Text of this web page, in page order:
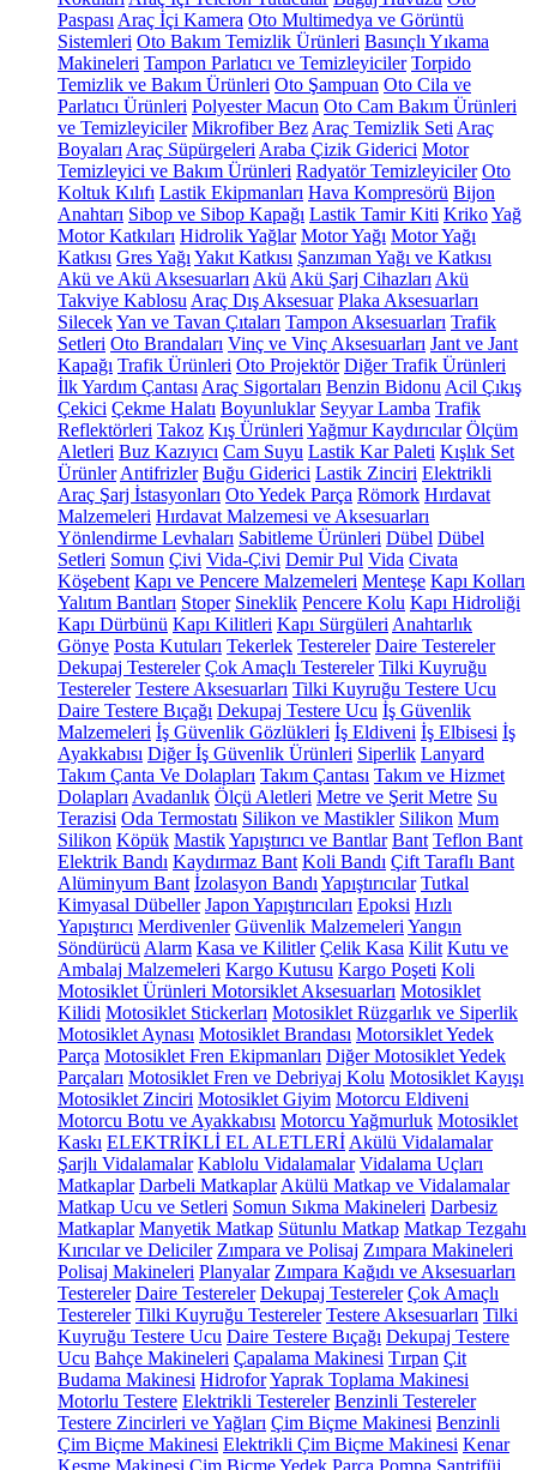
Paspası Araç İçi Kamera Oto Multimedya ve Görüntü
Sistemleri Oto Bakım Temizlik Ürünleri Basınçlı Yıkama
Makineleri Tampon Parlatıcı ve Temizleyiciler Torpido
Temizlik ve Bakım Ürünleri Oto Şampuan Oto Cila ve
Parlatıcı Ürünleri Polyester Macun Oto Cam Bakım Ürünleri
ve Temizleyiciler Mikrofiber Bez Araç Temizlik Seti Araç
Boyaları Araç Süpürgeleri Araba Çizik Giderici Motor
Temizleyici ve Bakım Ürünleri Radyatör Temizleyiciler Oto
Koltuk Kılıfı Lastik Ekipmanları Hava Kompresörü Bijon
Anahtarı Sibop ve Sibop Kapağı Lastik Tamir Kiti KrikoYağ
Motor Katkıları Hidrolik Yağlar Motor Yağı Motor Yağı
Katkısı Gres Yağı Yakıt Katkısı Şanzıman Yağı ve Katkısı
Akü ve Akü Aksesuarları Akü Akü Şarj Cihazları Akü
Takviye Kablosu Araç Dış Aksesuar Plaka Aksesuarları
SilecekYan ve Tavan Çıtaları Tampon Aksesuarları Trafik
Setleri Oto Brandaları Vinç ve Vinç Aksesuarları Jant ve Jant
Kapağı Trafik Ürünleri Oto Projektör Diğer Trafik Ürünleri
İlk Yardım Çantası Araç Sigortaları Benzin Bidonu Acil Çıkış
Çekici Çekme Halatı Boyunluklar Seyyar Lamba Trafik
Reflektörleri Takoz Kış Ürünleri Yağmur Kaydırıcılar Ölçüm
Aletleri Buz Kazıyıcı Cam Suyu Lastik Kar Paleti Kışlık Set
Ürünler Antifrizler Buğu Giderici Lastik Zinciri Elektrikli
Araç Şarj İstasyonları Oto Yedek Parça Römork Hırdavat
Malzemeleri Hırdavat Malzemesi ve Aksesuarları
Yönlendirme Levhaları Sabitleme Ürünleri Dübel Dübel
Setleri Somun Çivi Vida-Çivi Demir Pul Vida Civata
Köşebent Kapı ve Pencere Malzemeleri Menteşe Kapı Kolları
Yalıtım Bantları Stoper Sineklik Pencere Kolu Kapı Hidroliği
Kapı Dürbünü Kapı Kilitleri Kapı Sürgüleri Anahtarlık
Gönye Posta Kutuları Tekerlek Testereler Daire Testereler
Dekupaj Testereler Çok Amaçlı Testereler Tilki Kuyruğu
Testereler Testere Aksesuarları Tilki Kuyruğu Testere Ucu
Daire Testere Bıçağı Dekupaj Testere Ucu İş Güvenlik
Malzemeleri İş Güvenlik Gözlükleri İş Eldiveni İş Elbisesi İş
Ayakkabısı Diğer İş Güvenlik Ürünleri Siperlik Lanyard
Takım Çanta Ve Dolapları Takım Çantası Takım ve Hizmet
Dolapları Avadanlık Ölçü Aletleri Metre ve Şerit Metre Su
Terazisi Oda Termostatı Silikon ve Mastikler Silikon Mum
Silikon Köpük MastikYapıştırıcı ve Bantlar Bant Teflon Bant
Elektrik Bandı Kaydırmaz Bant Koli Bandı Çift Taraflı Bant
Alüminyum Bant İzolasyon Bandı Yapıştırıcılar Tutkal
Kimyasal Dübeller Japon Yapıştırıcıları Epoksi Hızlı
Yapıştırıcı Merdivenler Güvenlik Malzemeleri Yangın
Söndürücü Alarm Kasa ve Kilitler Çelik Kasa Kilit Kutu ve
Ambalaj Malzemeleri Kargo Kutusu Kargo Poşeti Koli
Motosiklet Ürünleri Motorsiklet Aksesuarları Motosiklet
Kilidi Motosiklet Stickerları Motosiklet Rüzgarlık ve Siperlik
Motosiklet Aynası Motosiklet Brandası Motorsiklet Yedek
Parça Motosiklet Fren Ekipmanları Diğer Motosiklet Yedek
Parçaları Motosiklet Fren ve Debriyaj Kolu Motosiklet Kayışı
Motosiklet Zinciri Motosiklet Giyim Motorcu Eldiveni
Motorcu Botu ve Ayakkabısı Motorcu Yağmurluk Motosiklet
Kaskı ELEKTRİKLİ EL ALETLERİ Akülü Vidalamalar
Şarjlı Vidalamalar Kablolu Vidalamalar Vidalama Uçları
Matkaplar Darbeli Matkaplar Akülü Matkap ve Vidalamalar
Matkap Ucu ve Setleri Somun Sıkma Makineleri Darbesiz
Matkaplar Manyetik Matkap Sütunlu Matkap Matkap Tezgahı
Kırıcılar ve Deliciler Zımpara ve Polisaj Zımpara Makineleri
Polisaj Makineleri Planyalar Zımpara Kağıdı ve Aksesuarları
Testereler Daire Testereler Dekupaj Testereler Çok Amaçlı
Testereler Tilki Kuyruğu Testereler Testere Aksesuarları Tilki
Kuyruğu Testere Ucu Daire Testere Bıçağı Dekupaj Testere
Ucu Bahçe Makineleri Çapalama Makinesi Tırpan Çit
Budama Makinesi HidroforYaprak Toplama Makinesi
Motorlu Testere Elektrikli Testereler Benzinli Testereler
Testere Zincirleri ve Yağları Çim Biçme Makinesi Benzinli
Çim Biçme Makinesi Elektrikli Çim Biçme Makinesi Kenar
Kesme Makinesi Çim Biçme Yedek Parça Pompa Santrifüj